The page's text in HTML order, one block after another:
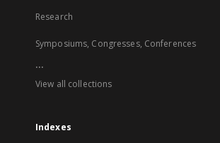
Research
Symposiums, Congresses, Conferences
...
View all collections
Indexes